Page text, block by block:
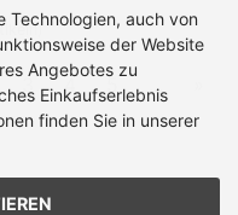
4 5 ...
Technologien, auch von
der Website
Angebotes zu
Einkaufserlebnis
finden Sie in unserer